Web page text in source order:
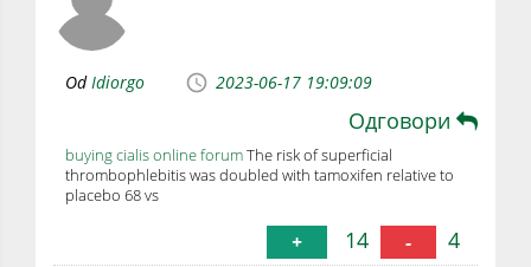
OdIdiorgo 2023-06-17 19:09:09
Одговори
buying cialis online forumThe risk of superficial
thrombophlebitis was doubled with tamoxifen relative to
placebo 68 vs
+ 14 - 4